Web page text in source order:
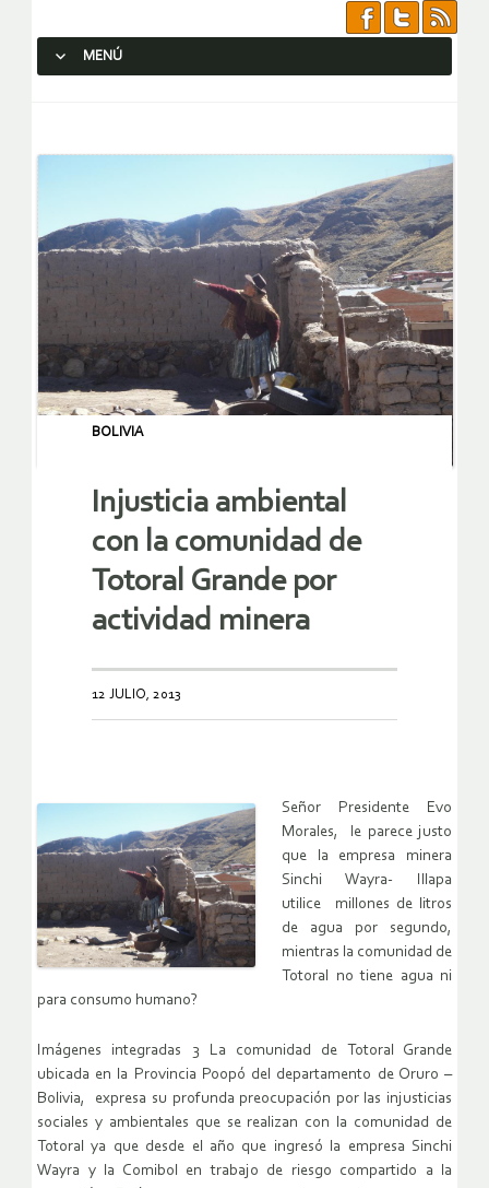
MENÚ
BOLIVIA
Injusticia ambiental
con la comunidad de
Totoral Grande por
actividad minera
12 JULIO, 2013
Señor Presidente Evo
Morales, le parece justo
que la empresa minera
Sinchi Wayra- Illapa
utilice millones de litros
de agua por segundo,
mientras la comunidad de
Totoral no tiene agua ni
para consumo humano?
Imágenes integradas 3 La comunidad de Totoral Grande
ubicada en la Provincia Poopó del departamento de Oruro –
Bolivia, expresa su profunda preocupación por las injusticias
sociales y ambientales que se realizan con la comunidad de
Totoral ya que desde el año que ingresó la empresa Sinchi
Wayra y la Comibol en trabajo de riesgo compartido a la